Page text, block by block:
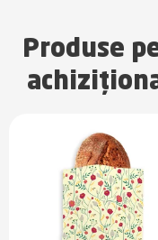
Produse